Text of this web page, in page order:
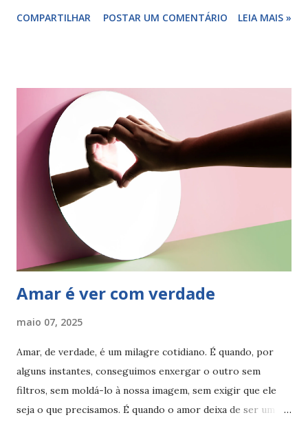
Essa renovação não é um esforço mental… é um processo
um sistema de crenças… e passa a ser uma abertura. Uma
entrega ao novo. Uma confiança de que é possível
recomeçar — mesmo sem ter todas as respostas. Renovar a
mente é aceitar que velhos pensamentos já não servem. É
dar espaço a novos hábitos, novos ritmos, novas formas de
estar no mundo. É silenciar o ruído de fora… para escutar a
voz que vem de dentro. Essa renovação não acontece de
uma vez. Mas começa com pequenas escolhas: de presença,
de escuta, de alinhamento com a sua verdade in...
COMPARTILHAR POSTAR UM COMENTÁRIO LEIA MAIS »
Amar é ver com verdade
maio 07, 2025
Amar, de verdade, é um milagre cotidiano. É quando, por
alguns instantes, conseguimos enxergar o outro sem
filtros, sem moldá-lo à nossa imagem, sem exigir que ele
seja o que precisamos. É quando o amor deixa de ser um